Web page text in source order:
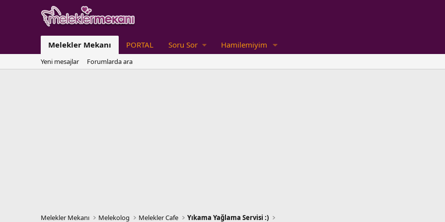
Melekler Mekanı PORTAL Soru Sor Hamilemiyim
Yeni mesajlar Forumlarda ara
Melekler Mekanı Melekolog Melekler Cafe Yıkama Yağlama Servisi :)